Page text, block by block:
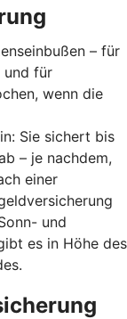
– für
und für
wenn die
Sie sichert bis
– je nachdem,
einer
und
es in Höhe des